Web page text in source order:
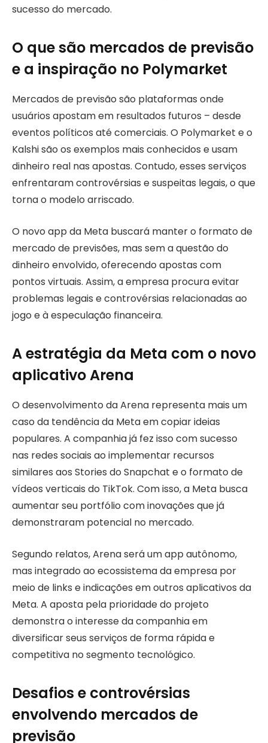
sucesso do mercado.
O que são mercados de previsão
e a inspiração no Polymarket
Mercados de previsão são plataformas onde
usuários apostam em resultados futuros – desde
eventos políticos até comerciais. O Polymarket e o
Kalshi são os exemplos mais conhecidos e usam
dinheiro real nas apostas. Contudo, esses serviços
enfrentaram controvérsias e suspeitas legais, o que
torna o modelo arriscado.
O novo app da Meta buscará manter o formato de
mercado de previsões, mas sem a questão do
dinheiro envolvido, oferecendo apostas com
pontos virtuais. Assim, a empresa procura evitar
problemas legais e controvérsias relacionadas ao
jogo e à especulação financeira.
A estratégia da Meta com o novo
aplicativo Arena
O desenvolvimento da Arena representa mais um
caso da tendência da Meta em copiar ideias
populares. A companhia já fez isso com sucesso
nas redes sociais ao implementar recursos
similares aos Stories do Snapchat e o formato de
vídeos verticais do TikTok. Com isso, a Meta busca
aumentar seu portfólio com inovações que já
demonstraram potencial no mercado.
Segundo relatos, Arena será um app autônomo,
mas integrado ao ecossistema da empresa por
meio de links e indicações em outros aplicativos da
Meta. A aposta pela prioridade do projeto
demonstra o interesse da companhia em
diversificar seus serviços de forma rápida e
competitiva no segmento tecnológico.
Desafios e controvérsias
envolvendo mercados de
previsão